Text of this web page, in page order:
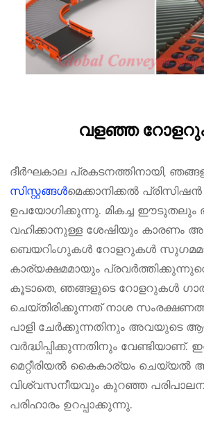
വളഞ്ഞ
ദീർഘകാല പ്രകടനത്തിനായി,
സിസ്റ്റങ്ങൾമെക്കാനിക്കൽ
ഉപയോഗിക്കുന്നു. മികച്ച ഈടുതലും
വഹിക്കാനുള്ള ശേഷിയും കാരണം
ബെയറിംഗുകൾ റോളറുകൾ
കാര്യക്ഷമമായും
കൂടാതെ, ഞങ്ങളുടെ റോളറുകൾ
ചെയ്തിരിക്കുന്നത് നാശ
പാളി ചേർക്കുന്നതിനും അവയുടെ
വർദ്ധിപ്പിക്കുന്നതിനും വേണ്ടിയാണ്.
മെറ്റീരിയൽ കൈകാര്യം
വിശ്വസനീയവും കുറഞ്ഞ
പരിഹാരം ഉറപ്പാക്കുന്നു.